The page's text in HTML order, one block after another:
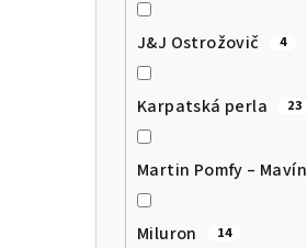
J&J Ostrožovič 4
Karpatská perla 23
Martin Pomfy – Mavín
Miluron 14